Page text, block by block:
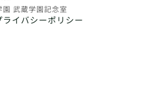
武蔵学園記念室
ライバシーポリシー